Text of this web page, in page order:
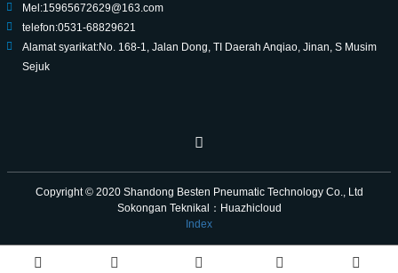
Mel:15965672629@163.com
telefon:0531-68829621
Alamat syarikat:No. 168-1, Jalan Dong, TI Daerah Anqiao, Jinan, S Musim
Sejuk
Copyright © 2020 Shandong Besten Pneumatic Technology Co., Ltd
Sokongan Teknikal：Huazhicloud
Index